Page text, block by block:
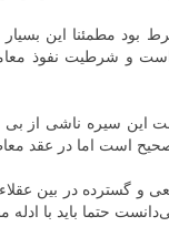
بود مطمئنا این
است و شرطیت نفوذ
این سیره ناشی از
است اما در عقد
و گسترده در بین
حتما باید با